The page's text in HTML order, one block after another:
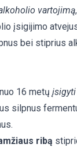
vartojimą
įsigijimo
bei stiprius
16 metų
silpnus
ribą